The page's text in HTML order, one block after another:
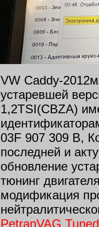
VW Caddy-
устаревшей
1,2TSI(CBZA)
03F 907 309 B,
последней и
обновление
тюнинг
модификация
PetranVAG Tuned